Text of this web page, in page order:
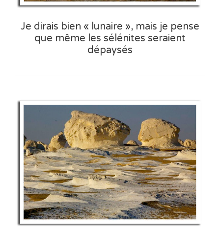
Je dirais bien « lunaire », mais je pense
que même les sélénites seraient
dépaysés